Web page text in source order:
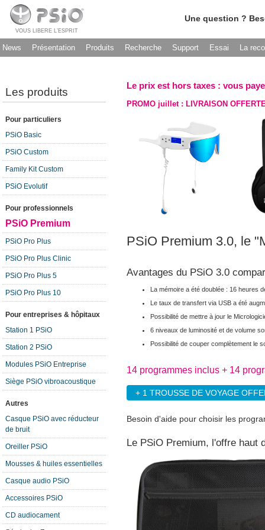
VOUS LIBERE L’ESPRIT
Une question ?
News Présentation Produits Recherche Support Essai La
Les produits
Pour particuliers
PSiO Basic
PSiO Custom
Family Kit Custom
PSiO Evolutif
Pour professionnels
PSiO Premium
PSiO Pro Plus
PSiO Pro Plus Clinic
PSiO Pro Plus 5
PSiO Pro Plus 10
Pour entreprises & hôpitaux
Station 1 PSiO
Station 2 PSiO
Modules PSiO Entreprise
Siège PSiO vibroacoustique
Autres
Casque PSiO avec réducteur
de bruit
Oreiller PSiO
Mousses & huiles essentielles
Casque audio PSiO
Accessoires PSiO
CD audiocament
Le prix est hors taxes : vous
PROMO juillet : LIVRAISON
PSiO Premium 3.0, le
Avantages du PSiO 3.0
La mémoire a été doublée : 16 heures
Le taux de transfert via USB a été
Possibilité de mettre à jour le
6 niveaux de luminosité et de volume
Possibilité de couper complètement le
14 programmes inclus + 14
+ 1 TROUSSE DE VOYAGE
Besoin d'aide pour choisir les
Le PSiO Premium, l'offre haut